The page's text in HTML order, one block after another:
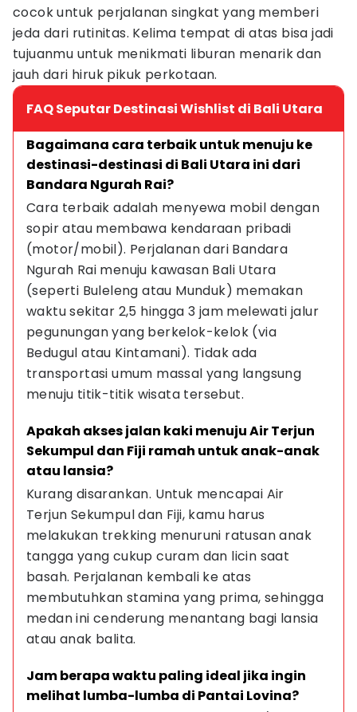
cocok untuk perjalanan singkat yang memberi
jeda dari rutinitas. Kelima tempat di atas bisa jadi
tujuanmu untuk menikmati liburan menarik dan
jauh dari hiruk pikuk perkotaan.
FAQ Seputar Destinasi Wishlist di Bali Utara
Bagaimana cara terbaik untuk menuju ke
destinasi-destinasi di Bali Utara ini dari
Bandara Ngurah Rai?
Cara terbaik adalah menyewa mobil dengan
sopir atau membawa kendaraan pribadi
(motor/mobil). Perjalanan dari Bandara
Ngurah Rai menuju kawasan Bali Utara
(seperti Buleleng atau Munduk) memakan
waktu sekitar 2,5 hingga 3 jam melewati jalur
pegunungan yang berkelok-kelok (via
Bedugul atau Kintamani). Tidak ada
transportasi umum massal yang langsung
menuju titik-titik wisata tersebut.
Apakah akses jalan kaki menuju Air Terjun
Sekumpul dan Fiji ramah untuk anak-anak
atau lansia?
Kurang disarankan. Untuk mencapai Air
Terjun Sekumpul dan Fiji, kamu harus
melakukan trekking menuruni ratusan anak
tangga yang cukup curam dan licin saat
basah. Perjalanan kembali ke atas
membutuhkan stamina yang prima, sehingga
medan ini cenderung menantang bagi lansia
atau anak balita.
Jam berapa waktu paling ideal jika ingin
melihat lumba-lumba di Pantai Lovina?